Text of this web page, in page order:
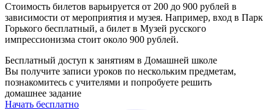
Стоимость билетов варьируется от 200 до 900 рублей в
зависимости от мероприятия и музея. Например, вход в Парк
Горького бесплатный, а билет в Музей русского
импрессионизма стоит около 900 рублей.
Бесплатный доступ к занятиям в Домашней школе
Вы получите записи уроков по нескольким предметам,
познакомитесь с учителями и попробуете решить
домашнее задание
Начать бесплатно